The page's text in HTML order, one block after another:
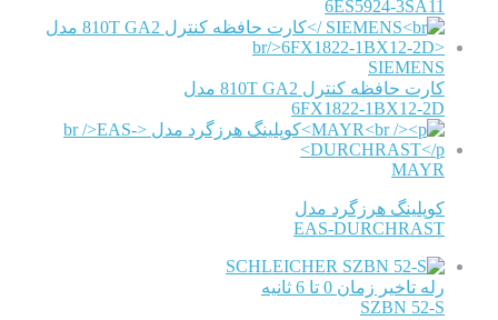
6ES5924-3SA11
SIEMENS
کارت حافظه کنترل 810T GA2 مدل
6FX1822-1BX12-2D
MAYR
کوپلینگ هرزگرد مدل
EAS-DURCHRAST
SCHLEICHER
رله تاخیر زمان 0 تا 6 ثانیه
SZBN 52-S